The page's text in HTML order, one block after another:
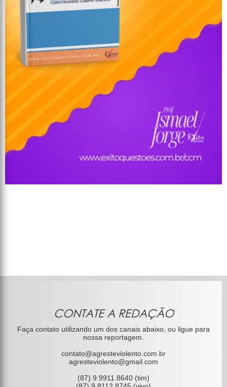
CONTATE A REDAÇÃO
Faça contato utilizando um dos canais abaixo, ou ligue para
nossa reportagem.
contato@agresteviolento.com.br
agresteviolento@gmail.com
(87) 9 9911.8640 (tim)